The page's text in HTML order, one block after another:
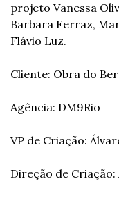
projeto Vanessa
Barbara Ferraz,
Flávio Luz.
Cliente: Obra do
Agência: DM9Rio
VP de Criação:
Direção de